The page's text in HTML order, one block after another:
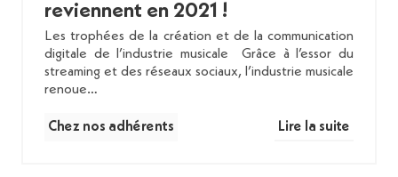
reviennent en 2021 !
Les trophées de la création et de la communication
digitale de l’industrie musicale Grâce à l’essor du
streaming et des réseaux sociaux, l’industrie musicale
renoue…
Chez nos adhérents Lire la suite